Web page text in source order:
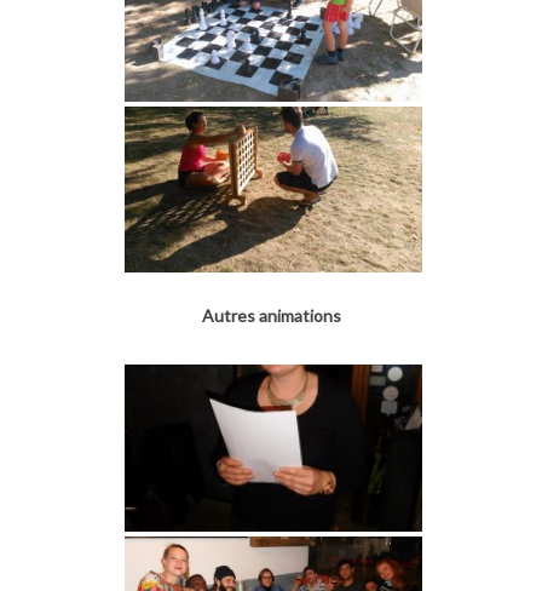
Autres animations